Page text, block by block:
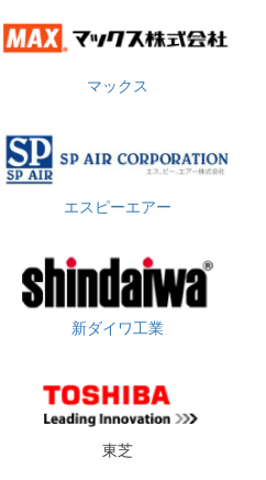
マックス
エスピーエアー
新ダイワ工業
東芝